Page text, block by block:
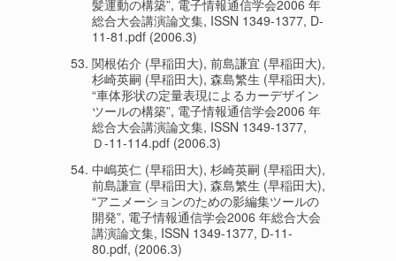
髪運動の構築”, 電子情報通信学会2006 年
総合大会講演論文集, ISSN 1349-1377, D-
11-81.pdf (2006.3)
関根佑介 (早稲田大), 前島謙宜 (早稲田大),
杉崎英嗣 (早稲田大), 森島繁生 (早稲田大),
“車体形状の定量表現によるカーデザイン
ツールの構築”, 電子情報通信学会2006 年
総合大会講演論文集, ISSN 1349-1377,
Ｄ-11-114.pdf (2006.3)
中嶋英仁 (早稲田大), 杉崎英嗣 (早稲田大),
前島謙宣 (早稲田大), 森島繁生 (早稲田大),
“アニメーションのための影編集ツールの
開発”, 電子情報通信学会2006 年総合大会
講演論文集, ISSN 1349-1377, D-11-
80.pdf, (2006.3)